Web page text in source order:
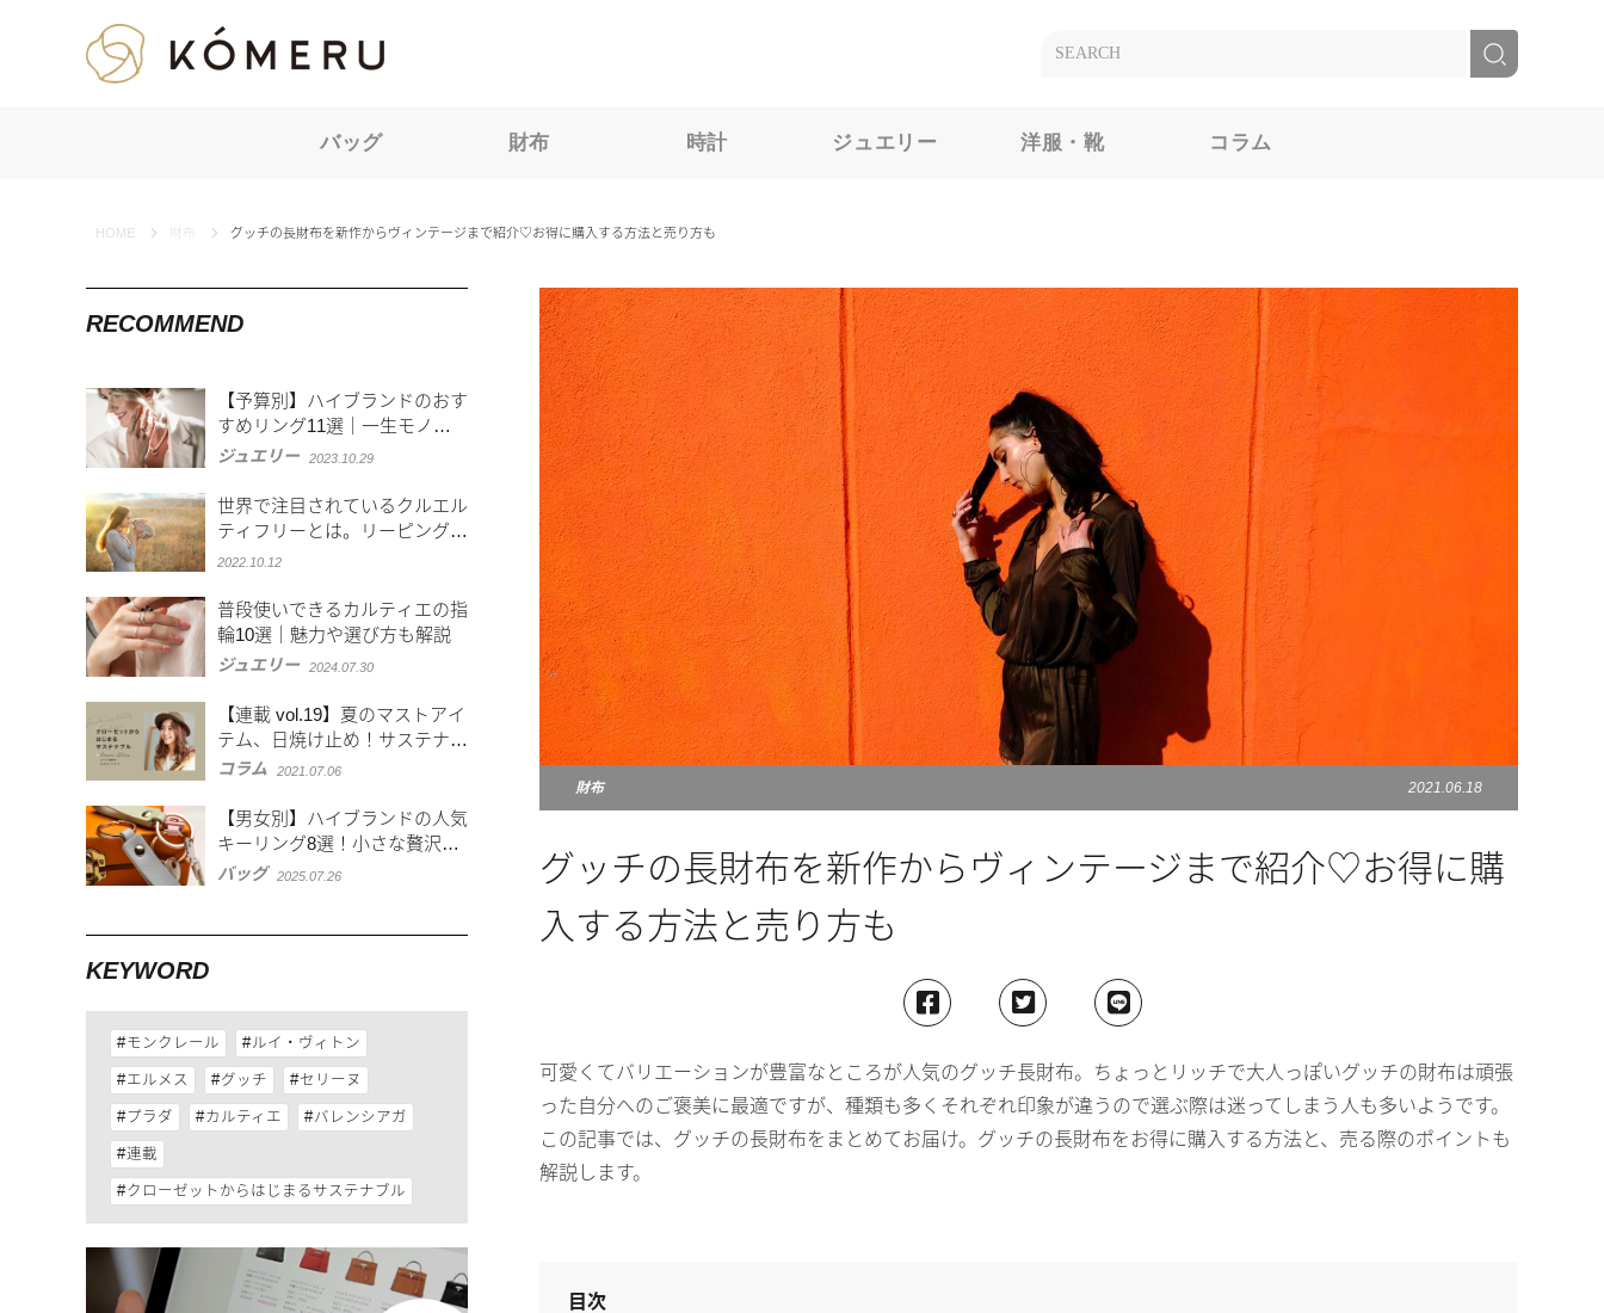
バッグ 財布 時計 ジュエリー 洋服・靴 コラム
HOME 財布 グッチの長財布を新作からヴィンテージまで紹介♡お得に購入する方法と売り方も
財布 2021.06.18
グッチの長財布を新作からヴィンテージまで紹介♡お得に購
入する方法と売り方も
可愛くてバリエーションが豊富なところが人気のグッチ長財布。ちょっとリッチで大人っぽいグッチの財布は頑張
った自分へのご褒美に最適ですが、種類も多くそれぞれ印象が違うので選ぶ際は迷ってしまう人も多いようです。
この記事では、グッチの長財布をまとめてお届け。グッチの長財布をお得に購入する方法と、売る際のポイントも
解説します。
目次
RECOMMEND
【予算別】ハイブランドのおす
すめリング11選｜一生モノを
選ぶポイント
ジュエリー 2023.10.29
世界で注目されているクルエル
ティフリーとは。リーピングバ
ニーマークが目印
2022.10.12
普段使いできるカルティエの指
輪10選｜魅力や選び方も解説
ジュエリー 2024.07.30
【連載 vol.19】夏のマストアイ
テム、日焼け止め！サステナブ
ルなおすすめアイテムとは？
コラム 2021.07.06
【男女別】ハイブランドの人気
キーリング8選！小さな贅沢で
差がつくスタイルを
バッグ 2025.07.26
KEYWORD
モンクレール ルイ・ヴィトン
エルメス グッチ セリーヌ
プラダ カルティエ バレンシアガ
連載
クローゼットからはじまるサステナブル